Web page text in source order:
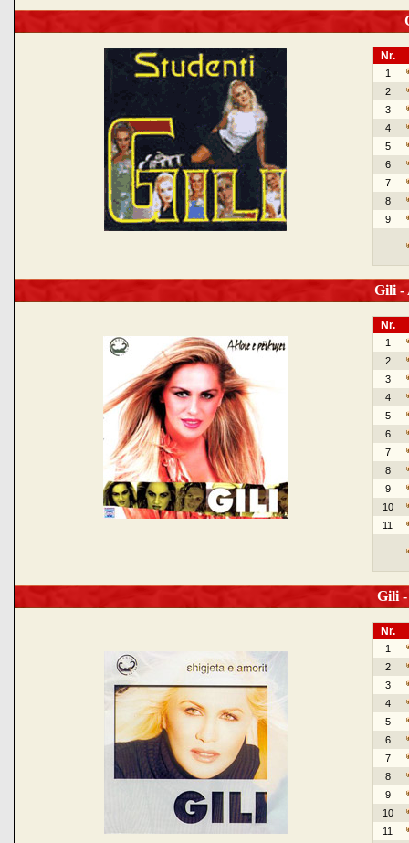
Nr.
1
2
3
4
5
6
7
8
9
Gili -
Nr.
1
2
3
4
5
6
7
8
9
10
11
Gili
Nr.
1
2
3
4
5
6
7
8
9
10
11